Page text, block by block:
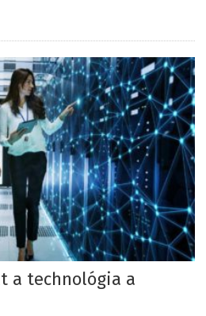
a technológia a